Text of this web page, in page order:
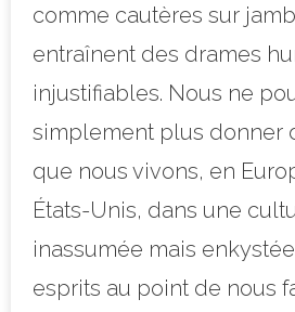
comme cautères sur
entraînent des drames
injustifiables. Nous ne
simplement plus donner
que nous vivons, en
États-Unis, dans une
inassumée mais
esprits au point de nous